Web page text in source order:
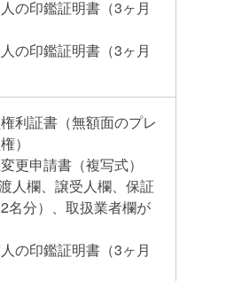
人の印鑑証明書（3ヶ月
人の印鑑証明書（3ヶ月
権利証書（無額面のプレ
）
更申請書（複写式）
人欄、譲受人欄、保証
名分）、取扱業者欄が
人の印鑑証明書（3ヶ月